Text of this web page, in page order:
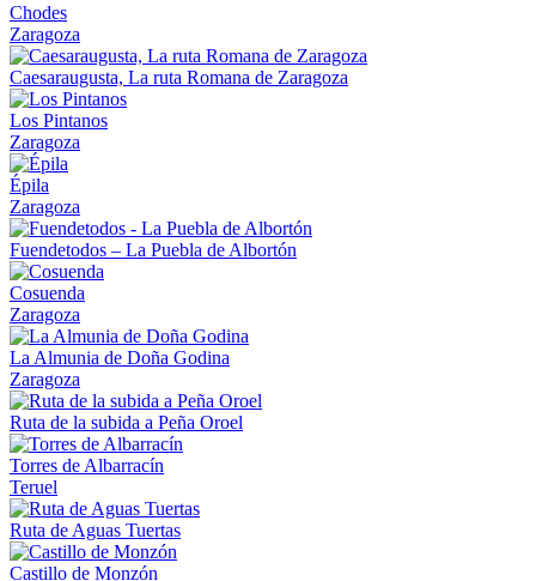
Chodes
Zaragoza
Caesaraugusta, La ruta Romana de Zaragoza
Los Pintanos
Zaragoza
Épila
Zaragoza
Fuendetodos – La Puebla de Albortón
Cosuenda
Zaragoza
La Almunia de Doña Godina
Zaragoza
Ruta de la subida a Peña Oroel
Torres de Albarracín
Teruel
Ruta de Aguas Tuertas
Castillo de Monzón